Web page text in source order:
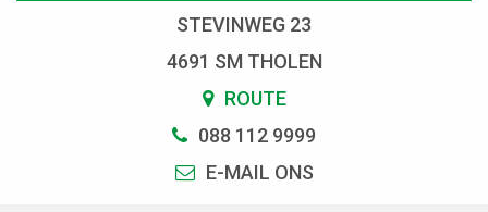
STEVINWEG 23
4691 SM THOLEN
ROUTE
088 112 9999
E-MAIL ONS